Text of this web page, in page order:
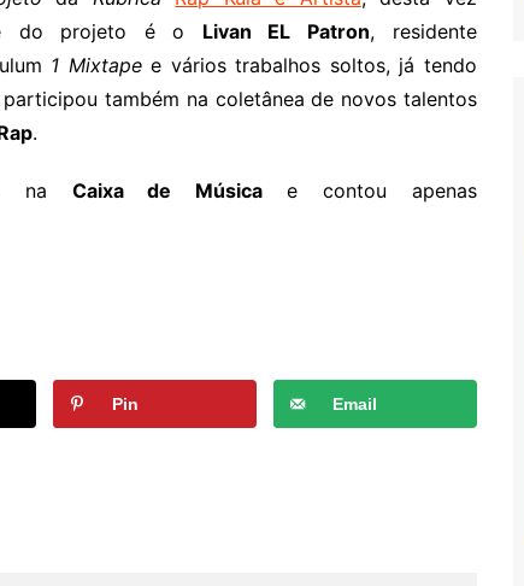
do projeto é o Livan EL Patron, residente
1 Mixtapee vários trabalhos soltos, já tendo
participou também na coletânea de novos talentos
.
na Caixa de Músicae contou apenas
Pin Email